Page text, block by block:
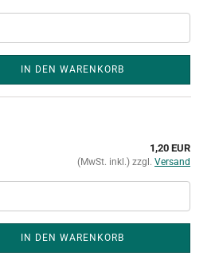
IN DEN WARENKORB
1,20 EUR
(MwSt. inkl.) zzgl. Versand
IN DEN WARENKORB